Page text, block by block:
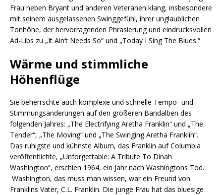
Frau neben Bryant und anderen Veteranen klang, insbesondere
mit seinem ausgelassenen Swinggefühl, ihrer unglaublichen
Tonhöhe, der hervorragenden Phrasierung und eindrucksvollen
Ad-Libs zu „It Ain’t Needs So“ und „Today I Sing The Blues.“
Wärme und stimmliche
Höhenflüge
Sie beherrschte auch komplexe und schnelle Tempo- und
Stimmungsänderungen auf den größeren Bandalben des
folgenden Jahres: „The Electrifying Aretha Franklin“ und „The
Tender“, „The Moving“ und „The Swinging Aretha Franklin“.
Das ruhigste und kühnste Album, das Franklin auf Columbia
veröffentlichte, „Unforgettable: A Tribute To Dinah
Washington“, erschien 1964, ein Jahr nach Washingtons Tod.
Washington, das muss man wissen, war ein Freund von
Franklins Vater, C.L. Franklin. Die junge Frau hat das bluesige